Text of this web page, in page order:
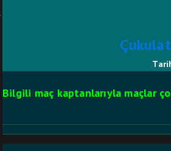
Bilgili maç kaptanlarıyla maçlar